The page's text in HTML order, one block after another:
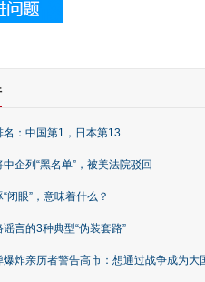
名：中国第1，日本第13
企列“黑名单”，被美法院驳回
闭眼”，意味着什么？
言的3种典型“伪装套路”
爆炸亲历者警告高市：想通过战争成为大